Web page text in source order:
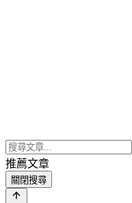
推薦文章
關閉搜尋